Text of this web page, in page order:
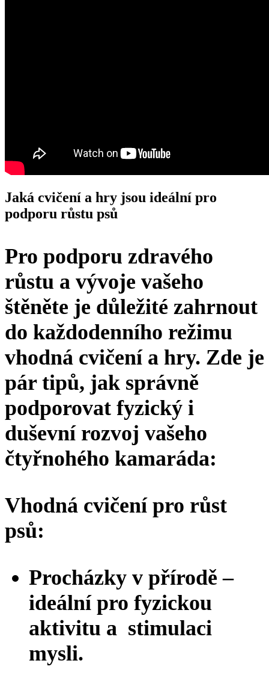
Jaká cvičení a hry jsou ideální pro
podporu růstu psů
Pro podporu zdravého
růstu a vývoje vašeho
štěněte je důležité zahrnout
do každodenního režimu
vhodná cvičení a hry. Zde je
pár tipů, jak správně
podporovat fyzický i
duševní rozvoj vašeho
čtyřnohého kamaráda:
Vhodná cvičení pro růst
psů:
Procházky v přírodě –
ideální pro fyzickou
aktivitu a stimulaci
mysli.